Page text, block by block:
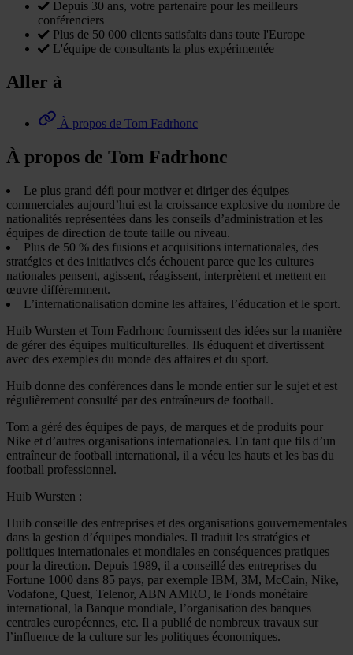
Depuis 30 ans, votre partenaire pour les meilleurs
conférenciers
Plus de 50 000 clients satisfaits dans toute l'Europe
L'équipe de consultants la plus expérimentée
Aller à
À propos de Tom Fadrhonc
À propos de Tom Fadrhonc
Le plus grand défi pour motiver et diriger des équipes
commerciales aujourd’hui est la croissance explosive du nombre de
nationalités représentées dans les conseils d’administration et les
équipes de direction de toute taille ou niveau.
Plus de 50 % des fusions et acquisitions internationales, des
stratégies et des initiatives clés échouent parce que les cultures
nationales pensent, agissent, réagissent, interprètent et mettent en
œuvre différemment.
L’internationalisation domine les affaires, l’éducation et le sport.
Huib Wursten et Tom Fadrhonc fournissent des idées sur la manière
de gérer des équipes multiculturelles. Ils éduquent et divertissent
avec des exemples du monde des affaires et du sport.
Huib donne des conférences dans le monde entier sur le sujet et est
régulièrement consulté par des entraîneurs de football.
Tom a géré des équipes de pays, de marques et de produits pour
Nike et d’autres organisations internationales. En tant que fils d’un
entraîneur de football international, il a vécu les hauts et les bas du
football professionnel.
Huib Wursten :
Huib conseille des entreprises et des organisations gouvernementales
dans la gestion d’équipes mondiales. Il traduit les stratégies et
politiques internationales et mondiales en conséquences pratiques
pour la direction. Depuis 1989, il a conseillé des entreprises du
Fortune 1000 dans 85 pays, par exemple IBM, 3M, McCain, Nike,
Vodafone, Quest, Telenor, ABN AMRO, le Fonds monétaire
international, la Banque mondiale, l’organisation des banques
centrales européennes, etc. Il a publié de nombreux travaux sur
l’influence de la culture sur les politiques économiques.